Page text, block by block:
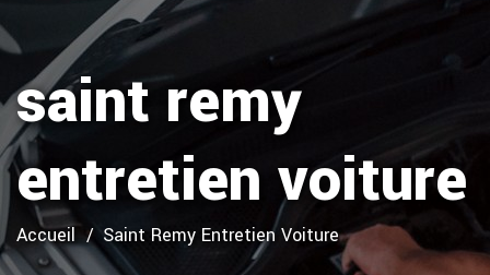
saint remy
entretien voiture
Accueil Saint Remy Entretien Voiture